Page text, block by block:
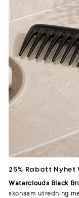
25% Rabatt Nyhet
Waterclouds Black
skonsam utredning